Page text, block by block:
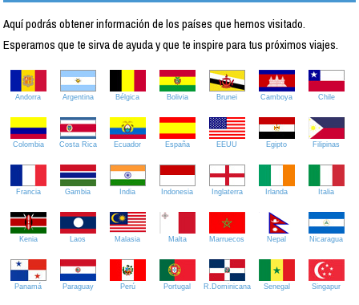
Aquí podrás obtener información de los países que hemos visitado.
Esperamos que te sirva de ayuda y que te inspire para tus próximos viajes.
Andorra Argentina Bélgica Bolivia Brunei Camboya Chile
Colombia Costa Rica Ecuador España EEUU Egipto Filipinas
Francia Gambia India Indonesia Inglaterra Irlanda Italia
Kenia Laos Malasia Malta Marruecos Nepal Nicaragua
Panamá Paraguay Perú Portugal R.Dominicana Senegal Singapur